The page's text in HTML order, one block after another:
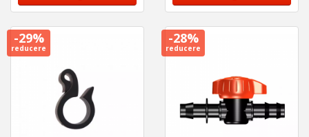
-29%
reducere
-28%
reducere